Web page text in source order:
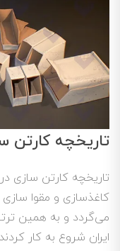
تاریخچه کارتن
کاغذسازی و مقوا سازی
می‌گردد و به همین
ایران شروع به کار